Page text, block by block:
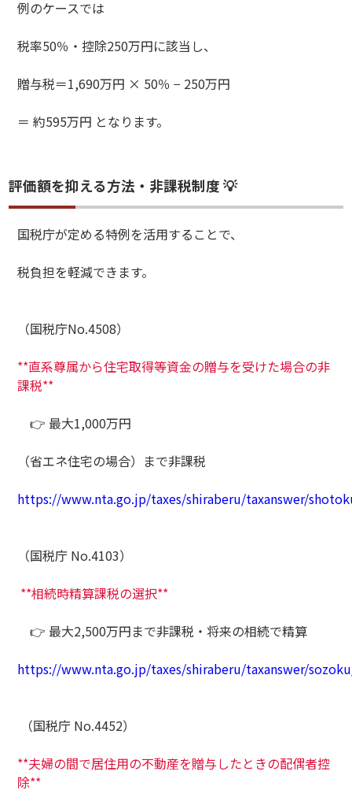
例のケースでは
税率50％・控除250万円に該当し、
贈与税＝1,690万円 × 50％ − 250万円
＝ 約595万円 となります。
評価額を抑える方法・非課税制度 💡
国税庁が定める特例を活用することで、
税負担を軽減できます。
（国税庁No.4508）
**直系尊属から住宅取得等資金の贈与を受けた場合の非
課税**
👉 最大1,000万円
（省エネ住宅の場合）まで非課税
https://www.nta.go.jp/taxes/shiraberu/taxanswer/
（国税庁 No.4103）
**相続時精算課税の選択**
👉 最大2,500万円まで非課税・将来の相続で精算
https://www.nta.go.jp/taxes/shiraberu/taxanswer/
（国税庁 No.4452）
**夫婦の間で居住用の不動産を贈与したときの配偶者控
除**